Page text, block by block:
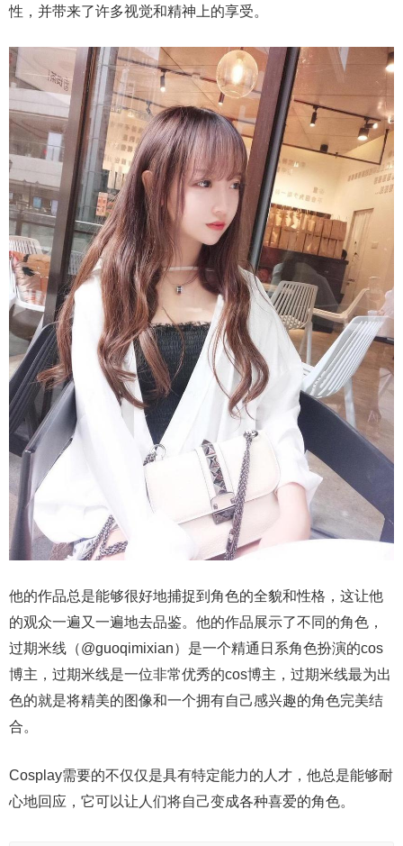
性，并带来了许多视觉和精神上的享受。
他的作品总是能够很好地捕捉到角色的全貌和性格，这让他
的观众一遍又一遍地去品鉴。他的作品展示了不同的角色，
过期米线（@guoqimixian）是一个精通日系角色扮演的cos
博主，过期米线是一位非常优秀的cos博主，过期米线最为出
色的就是将精美的图像和一个拥有自己感兴趣的角色完美结
合。
Cosplay需要的不仅仅是具有特定能力的人才，他总是能够耐
心地回应，它可以让人们将自己变成各种喜爱的角色。